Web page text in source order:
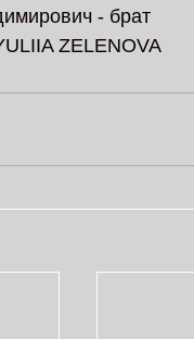
- брат
ZELENOVA